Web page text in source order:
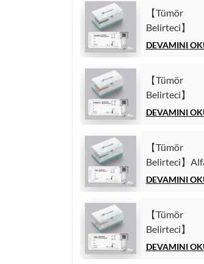
(Homojen
İmmünolojik
【Tümör
Belirteci】
Karbonhidrat
Kiti (Homojen
İmmünolojik
DEVAMINI
【Tümör
Belirteci】
Sitokeratin19
Test Kiti
(Homojen
Test)
DEVAMINI
【Tümör
Belirteci】
Fetoprotein
İmmünolojik
Test)
DEVAMINI
【Tümör
Belirteci】
DEVAMINI